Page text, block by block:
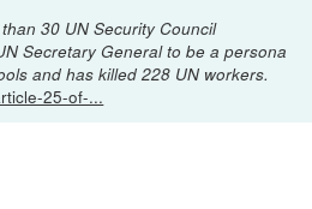
30 UN Security Council
Secretary General to be a persona
and has killed 228 UN workers.
25-of-...